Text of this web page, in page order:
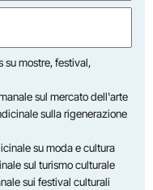
su mostre, festival,
sul mercato dell'arte
sulla rigenerazione
su moda e cultura
sul turismo culturale
sui festival culturali